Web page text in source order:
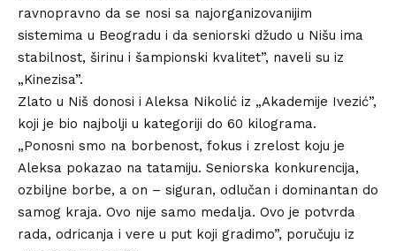
ravnopravno da se nosi sa najorganizovanijim
sistemima u Beogradu i da seniorski džudo u Nišu ima
stabilnost, širinu i šampionski kvalitet”, naveli su iz
„Kinezisa”.
Zlato u Niš donosi i Aleksa Nikolić iz „Akademije Ivezić”,
koji je bio najbolji u kategoriji do 60 kilograma.
„Ponosni smo na borbenost, fokus i zrelost koju je
Aleksa pokazao na tatamiju. Seniorska konkurencija,
ozbiljne borbe, a on – siguran, odlučan i dominantan do
samog kraja. Ovo nije samo medalja. Ovo je potvrda
rada, odricanja i vere u put koji gradimo”, poručuju iz